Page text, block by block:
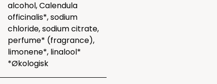
alcohol, Calendula
officinalis*, sodium
chloride, sodium citrate,
perfume* (fragrance),
limonene*, linalool*
*Økologisk